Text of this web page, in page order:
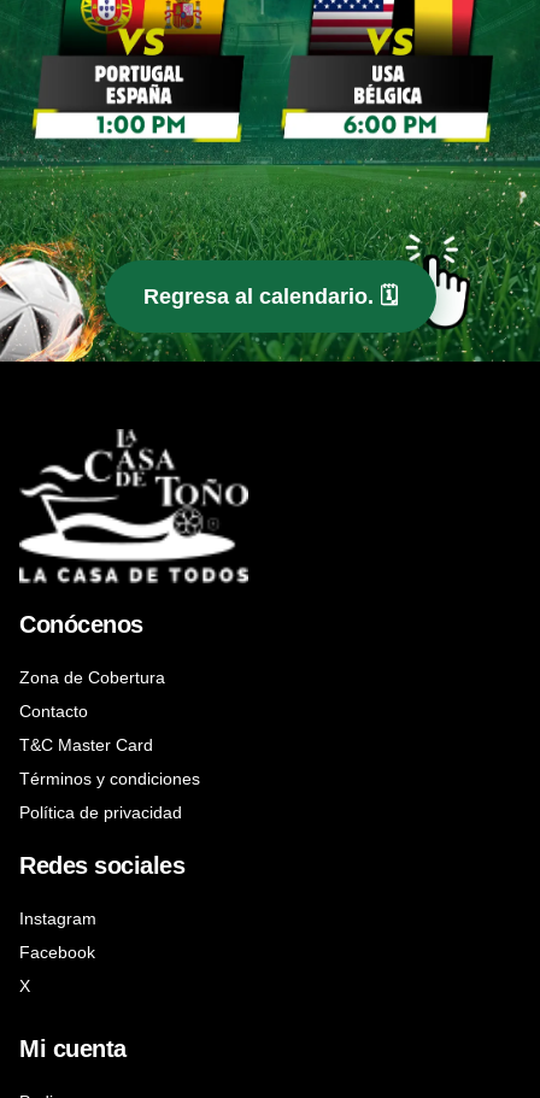
Regresa al calendario. 🗓️
Conócenos
Zona de Cobertura
Contacto
T&C Master Card
Términos y condiciones
Política de privacidad
Redes sociales
Instagram
Facebook
X
Mi cuenta